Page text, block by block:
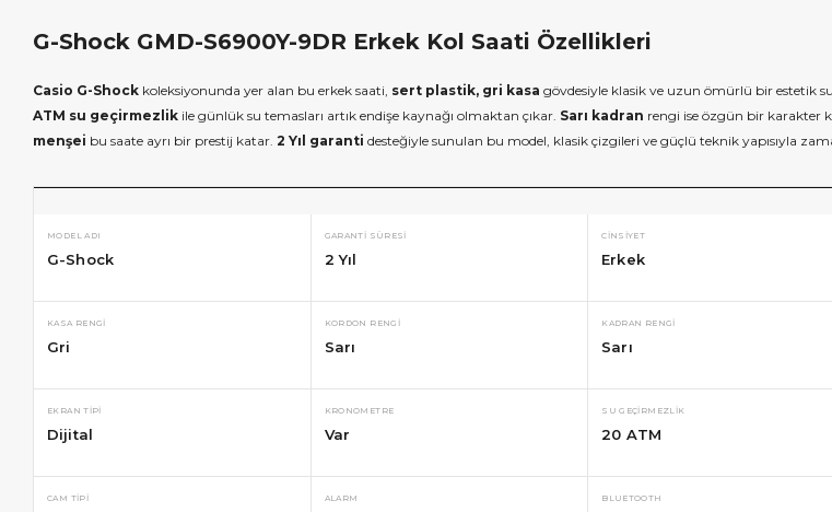
G-Shock GMD-S6900Y-9DR Erkek Kol Saati Özellikleri
Casio G-Shock koleksiyonunda yer alan bu erkek saati, sert plastik, gri kasa gövdesiyle klasik ve uzun ömürlü bir estetik
ATM su geçirmezlik ile günlük su temasları artık endişe kaynağı olmaktan çıkar. Sarı kadran rengi ise özgün bir karakter
menşei bu saate ayrı bir prestij katar. 2 Yıl garanti desteğiyle sunulan bu model, klasik çizgileri ve güçlü teknik yapısıyla
MODEL ADI
G-Shock
GARANTI SÜRESI
2 Yıl
CINSIYET
Erkek
KASA RENGI
Gri
KORDON RENGI
Sarı
KADRAN RENGI
Sarı
EKRAN TIPI
Dijital
KRONOMETRE
Var
SU GEÇIRMEZLIK
20 ATM
CAM TIPI ALARM BLUETOOTH